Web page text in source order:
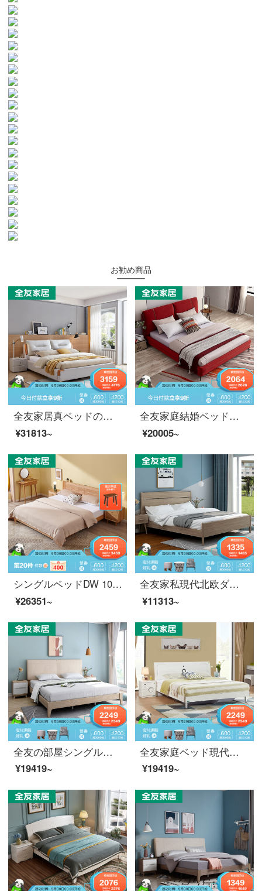
お勧め商品
全友家居真ベッドの主な寝台現代簡単ベドの寝室の結婚ベッド1.8メートルのダブルベッド10532ベドシングルベッド1800*2000
¥31813~
全友家庭結婚ベッド現代軽豪華ベッド主寝室ツインベッドベッド1.8 mフレームベッド家具10180ベドを取り外すことができます。
¥20005~
シングルベッドDW 1021シングルベッド1.5 m+ベッドヘッドセット*2
¥26351~
全友家私現代北欧ダブルフレームベッド水曲柳木目パネル式の骨格ベッド1.5 m/1.8メートルベッドベッド脚125503 Bモデル1.8 mシングルベッド
¥11313~
全友の部屋シングルダブルベッド現代北欧ダブル色の木のフレームワークベッドの棚の床は、布の柔らかい背もたれダブルベッド123811 Bタイプの1.8 mシングルベッド+ベッドの頭台*1+10511
¥19419~
全友家庭ベッド現代シンプルダブルベッド1.5 m 1.8 mベトベッドセット家具セットベッド1.5全友ベッド10695 1.8 mベッド+マットレス*2+マットレス[指定地区7日間出荷詳細質問]
¥19419~